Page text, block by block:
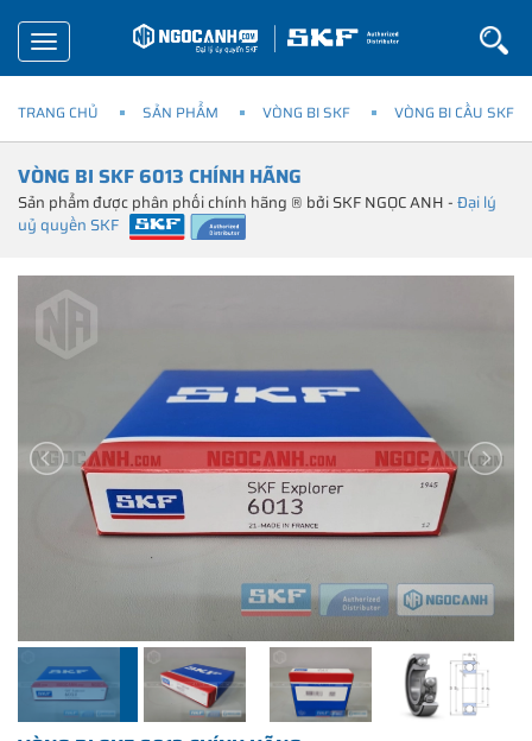
Toggle
navigation
TRANG CHỦ SẢN PHẨM VÒNG BI SKF VÒNG BI CẦU SKF
VÒNG BI SKF 6013 CHÍNH HÃNG
Sản phẩm được phân phối chính hãng ® bởi SKF NGỌC ANH -Đại lý
uỷ quyền SKF